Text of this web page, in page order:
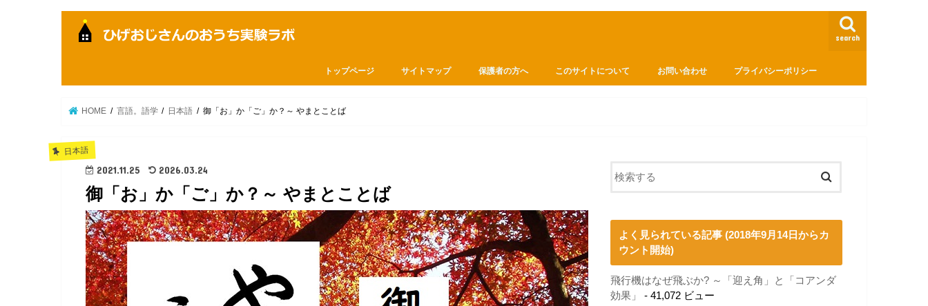
search
トップページ サイトマップ 保護者の方へ このサイトについて お問い合わせ プライバシーポリシー
HOME 言語。語学 日本語 御「お」か「ご」か？～ やまとことば
日本語
2021.11.25 2026.03.24
御「お」か「ご」か？～ やまとことば
よく見られている記事 (2018年9月14日からカ
ウント開始)
飛行機はなぜ飛ぶか? ～「迎え角」と「コアンダ
効果」
- 41,072 ビュー